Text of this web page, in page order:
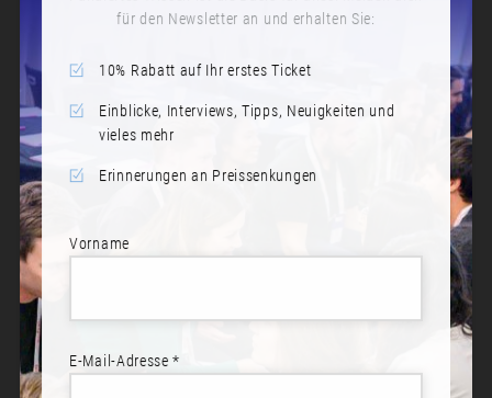
Sprecher*innen:
für den Newsletter an und erhalten Sie:
10% Rabatt auf Ihr erstes Ticket
Einblicke, Interviews, Tipps, Neuigkeiten und
vieles mehr
Erinnerungen an Preissenkungen
Vorname
E-Mail-Adresse *